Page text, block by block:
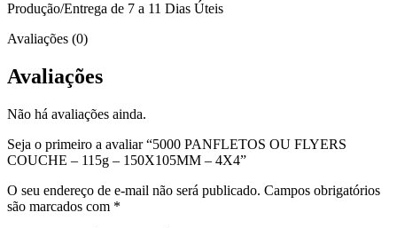
Produção/Entrega de 7 a 11 Dias Úteis
Avaliações (0)
Avaliações
Não há avaliações ainda.
Seja o primeiro a avaliar “5000 PANFLETOS OU FLYERS
COUCHE – 115g – 150X105MM – 4X4”
O seu endereço de e-mail não será publicado. Campos obrigatórios
são marcados com *